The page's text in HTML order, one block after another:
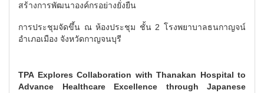
สร้างการพัฒนาองค์กรอย่างยั่งยืน
การประชุมจัดขึ้น ณ ห้องประชุม ชั้น 2 โรงพยาบาลธนกาญจน์
อำเภอเมือง จังหวัดกาญจนบุรี
TPA Explores Collaboration with Thanakan Hospital to
Advance Healthcare Excellence through Japanese